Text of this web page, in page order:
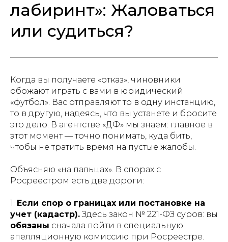
лабиринт»: Жаловаться
или судиться?
Когда вы получаете «отказ», чиновники
обожают играть с вами в юридический
«футбол». Вас отправляют то в одну инстанцию,
то в другую, надеясь, что вы устанете и бросите
это дело. В агентстве «ДФ» мы знаем: главное в
этот момент — точно понимать, куда бить,
чтобы не тратить время на пустые жалобы.
Объясняю «на пальцах». В спорах с
Росреестром есть две дороги:
1. Если спор о границах или постановке на
учет (кадастр).Здесь закон № 221-ФЗ суров: вы
обязаны сначала пойти в специальную
апелляционную комиссию при Росреестре.